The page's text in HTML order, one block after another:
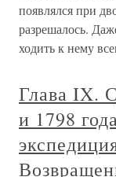
появлялся при
разрешалось.
ходить к нему
Глава IX.
и 1798